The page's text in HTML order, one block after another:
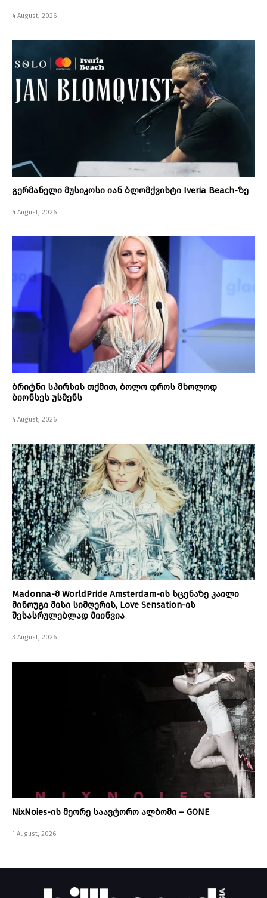
4 August, 2026
გერმანელი მუსიკოსი იან ბლომქვისტი Iveria Beach-ზე
4 August, 2026
ბრიტნი სპირსის თქმით, ბოლო დროს მხოლოდ
ბიონსეს უსმენს
4 August, 2026
Madonna-მ WorldPride Amsterdam-ის სცენაზე კაილი
მინოუგი მისი სიმღერის, Love Sensation-ის
შესასრულებლად მიიწვია
3 August, 2026
NixNoies-ის მეორე საავტორო ალბომი – GONE
1 August, 2026